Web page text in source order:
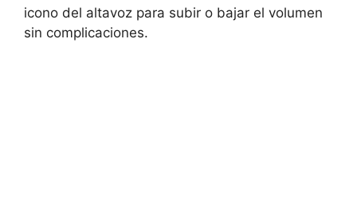
icono del altavoz para subir o bajar el volumen
sin complicaciones.